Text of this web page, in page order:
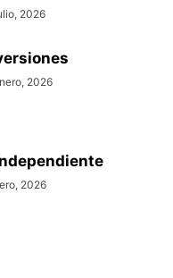
2026
2026
2026